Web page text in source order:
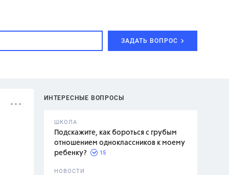
ЗАДАТЬ ВОПРОС
ИНТЕРЕСНЫЕ ВОПРОСЫ
ШКОЛА
Подскажите, как бороться с грубым
отношением одноклассников к моему
ребенку?
15
НОВОСТИ